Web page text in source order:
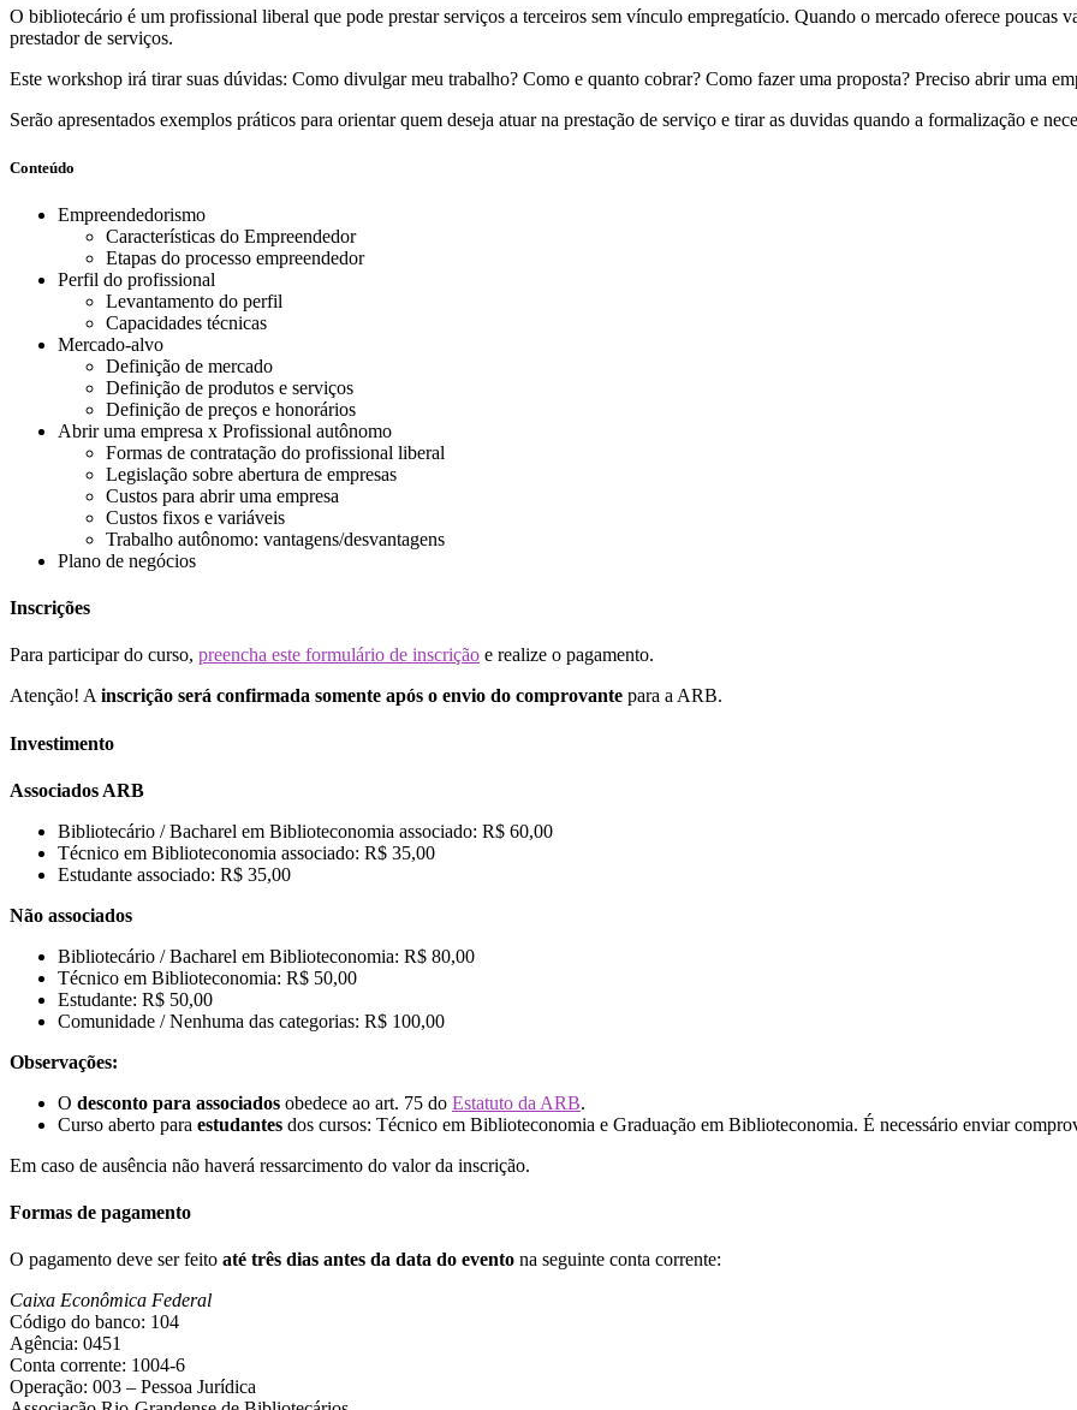
O bibliotecário é um profissional liberal que pode prestar serviços a terceiros sem vínculo empregatício. Quando o mercado oferece poucas
prestador de serviços.
Este workshop irá tirar suas dúvidas: Como divulgar meu trabalho? Como e quanto cobrar? Como fazer uma proposta? Preciso abrir uma
Serão apresentados exemplos práticos para orientar quem deseja atuar na prestação de serviço e tirar as duvidas quando a formalização e
Conteúdo
Empreendedorismo
Características do Empreendedor
Etapas do processo empreendedor
Perfil do profissional
Levantamento do perfil
Capacidades técnicas
Mercado-alvo
Definição de mercado
Definição de produtos e serviços
Definição de preços e honorários
Abrir uma empresa x Profissional autônomo
Formas de contratação do profissional liberal
Legislação sobre abertura de empresas
Custos para abrir uma empresa
Custos fixos e variáveis
Trabalho autônomo: vantagens/desvantagens
Plano de negócios
Inscrições
Para participar do curso, preencha este formulário de inscrição e realize o pagamento.
Atenção! A inscrição será confirmada somente após o envio do comprovante para a ARB.
Investimento
Associados ARB
Bibliotecário / Bacharel em Biblioteconomia associado: R$ 60,00
Técnico em Biblioteconomia associado: R$ 35,00
Estudante associado: R$ 35,00
Não associados
Bibliotecário / Bacharel em Biblioteconomia: R$ 80,00
Técnico em Biblioteconomia: R$ 50,00
Estudante: R$ 50,00
Comunidade / Nenhuma das categorias: R$ 100,00
Observações:
O desconto para associados obedece ao art. 75 do Estatuto da ARB.
Curso aberto para estudantes dos cursos: Técnico em Biblioteconomia e Graduação em Biblioteconomia. É necessário enviar
Em caso de ausência não haverá ressarcimento do valor da inscrição.
Formas de pagamento
O pagamento deve ser feito até três dias antes da data do evento na seguinte conta corrente:
Caixa Econômica Federal
Código do banco: 104
Agência: 0451
Conta corrente: 1004-6
Operação: 003 – Pessoa Jurídica